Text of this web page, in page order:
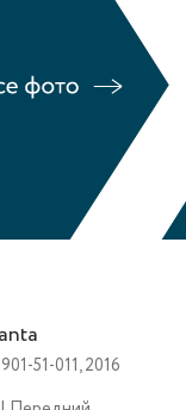
51-011,2016